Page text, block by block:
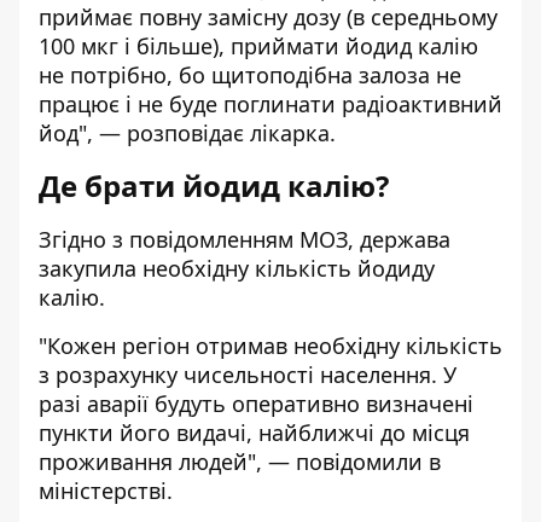
приймає повну замісну дозу (в середньому
100 мкг і більше), приймати йодид калію
не потрібно, бо щитоподібна залоза не
працює і не буде поглинати радіоактивний
йод", — розповідає лікарка.
Де брати йодид калію?
Згідно з повідомленням МОЗ, держава
закупила необхідну кількість йодиду
калію.
"Кожен регіон отримав необхідну кількість
з розрахунку чисельності населення. У
разі аварії будуть оперативно визначені
пункти його видачі, найближчі до місця
проживання людей", — повідомили в
міністерстві.